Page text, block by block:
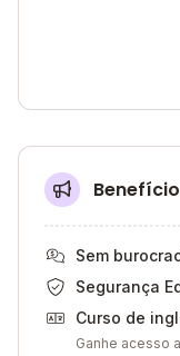
Sem
Segurança
Curso de
Ganhe acesso